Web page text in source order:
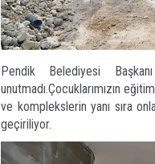
Pendik Belediyesi
unutmadı.Çocuklarımızın
ve komplekslerin yanı sıra
geçiriliyor.